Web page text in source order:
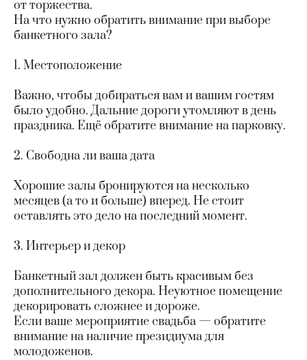
от торжества.
На что нужно обратить внимание при выборе
банкетного зала?
1. Местоположение
Важно, чтобы добираться вам и вашим гостям
было удобно. Дальние дороги утомляют в день
праздника. Ещё обратите внимание на парковку.
2. Свободна ли ваша дата
Хорошие залы бронируются на несколько
месяцев (а то и больше) вперед. Не стоит
оставлять это дело на последний момент.
3. Интерьер и декор
Банкетный зал должен быть красивым без
дополнительного декора. Неуютное помещение
декорировать сложнее и дороже.
Если ваше мероприятие свадьба — обратите
внимание на наличие президиума для
молодоженов.